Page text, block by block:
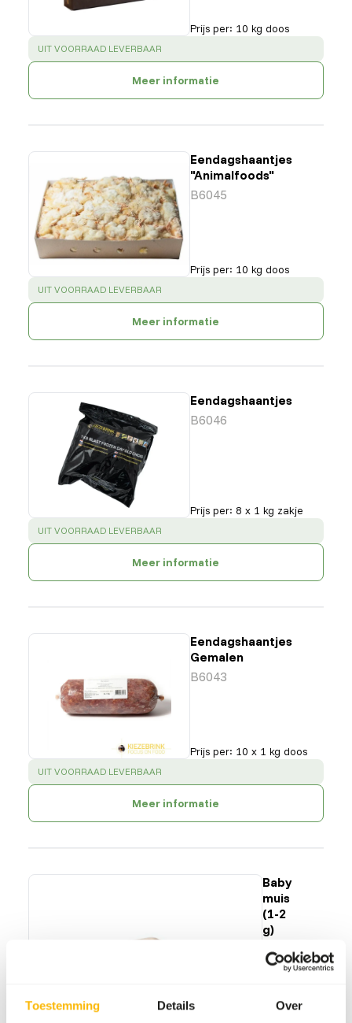
Toestemming Details Over
Prijs per: 10 kg doos
SUCCESS:
UIT VOORRAAD LEVERBAAR
Meer informatie
Eendagshaantjes
"Animalfoods"
B6045
Prijs per: 10 kg doos
SUCCESS:
UIT VOORRAAD LEVERBAAR
Meer informatie
Eendagshaantjes
B6046
Prijs per: 8 x 1 kg zakje
SUCCESS:
UIT VOORRAAD LEVERBAAR
Meer informatie
Eendagshaantjes
Gemalen
B6043
Prijs per: 10 x 1 kg doos
SUCCESS:
UIT VOORRAAD LEVERBAAR
Meer informatie
Baby
muis
(1-2
g)
77201
Prijs per
SUCCESS:
UIT VOORRAAD LEVERBAAR